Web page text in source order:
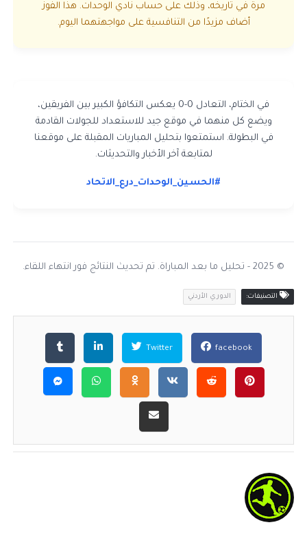
مرة في تاريخه، وذلك على حساب نادي الوحدات. هذا الفوز
أضاف مزيدًا من التنافسية على مواجهتهما اليوم.
في الختام، التعادل 0-0 يعكس التكافؤ الكبير بين الفريقين،
ويضع كل منهما في موقع جيد للاستعداد للجولات القادمة
في البطولة. استمتعوا بتحليل المباريات المقبلة على موقعنا
لمتابعة آخر الأخبار والتحديثات.
#الحسين_الوحدات_درع_الاتحاد
© 2025 - تحليل ما بعد المباراة. تم تحديث النتائج فور انتهاء اللقاء.
التصنيفات: الدوري الأردني
facebook
Twitter